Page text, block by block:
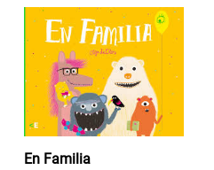
En Familia